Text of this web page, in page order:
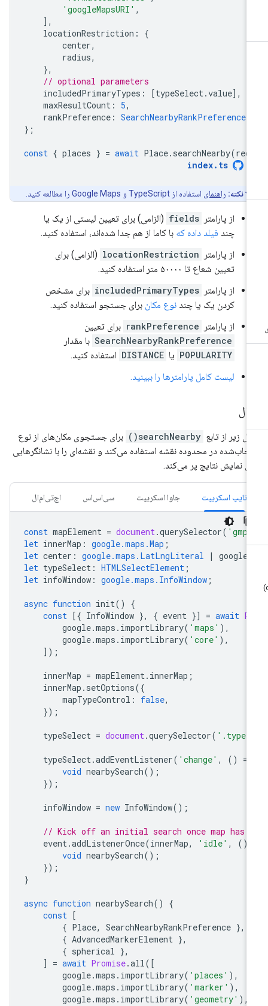
'googleMapsURI'
locationRestriction
center
radius
// optional parameters
includedPrimaryTypes: [typeSelect.value
maxResultCount:
rankPreference:
const { places = await Place.searchNearby(
index. ts
نکته:راهنمایاستفاده از TypeScript و Google Maps را مطالعه کنید.
از پارامتر fields (الزامی) برای تعیین لیستی از یک یا
چندفیلد داده کهبا کاما از هم جدا شده‌اند، استفاده کنید.
از پارامتر locationRestriction (الزامی) برای
تعیین شعاع تا ۵۰۰۰۰ متر استفاده کنید.
از پارامتر includedPrimaryTypes برای مشخص
کردن یک یا چندنوع مکانبرای جستجو استفاده کنید.
از پارامتر rankPreference برای تعیین
SearchNearbyRankPreference با مقدار
POPULARITY یا DISTANCE استفاده کنید.
لیست کامل پارامترها را ببینید.
زیر از تابع searchNearby()
برای جستجوی مکان‌های از نوع
در محدوده نقشه استفاده می‌کند و نقشه‌ای را با نشانگرهایی
نمایش نتایج پر می‌کند.
تایپ اسکریپت جاوا اسکریپت سی‌اس‌اس اچ‌تی‌ام‌ال
const mapElement = document.querySelector(
let innerMap: google.maps.Map
let center: google.maps.LatLngLiteral | google
let typeSelect: HTMLSelectElement
let infoWindow: google.maps.InfoWindow
async function init ()
const [{ InfoWindow }, { event }] = await
google.maps.importLibrary('maps'
google.maps.importLibrary('core'
innerMap = mapElement.innerMap
innerMap.setOptions
mapTypeControl: false
typeSelect = document.querySelector ('.type-
typeSelect.addEventListener('change' , ()
void nearbySearch
infoWindow = new InfoWindow
// Kick off an initial search once map has
event.addListenerOnce(innerMap , 'idle' ,
void nearbySearch
async function nearbySearch ()
const
{ Place, SearchNearbyRankPreference
{ AdvancedMarkerElement
{ spherical
= await Promise.all
google.maps.importLibrary('places'
google.maps.importLibrary('marker'
google.maps.importLibrary('geometry'